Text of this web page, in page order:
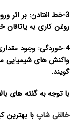
3-خط افتادن: بر اثر
روغن کاری به
4-خوردگی: وجود
واکنش های شیمیایی
گویند.
با توجه به گفته های
خالقی شاپ با بهترین